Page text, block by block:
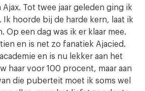
Ajax. Tot twee jaar geleden ging ik
Ik hoorde bij de harde kern, laat ik
Op een dag was ik er klaar mee.
en is net zo fanatiek Ajacied.
en is nu lekker aan het
haar voor 100 procent, maar aan
die puberteit moet ik soms wel